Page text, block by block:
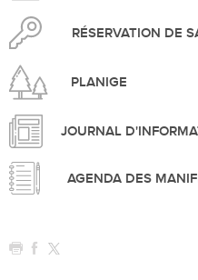
RÉSERVATION DE
PLANIGE
JOURNAL
AGENDA DES